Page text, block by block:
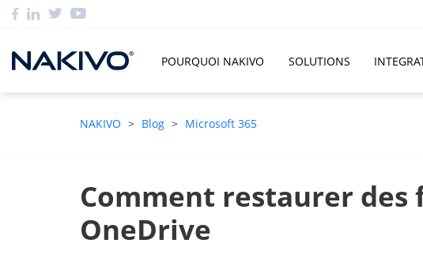
POURQUOI NAKIVO SOLUTIONS
NAKIVO > Blog > Microsoft 365
Comment restaurer
OneDrive